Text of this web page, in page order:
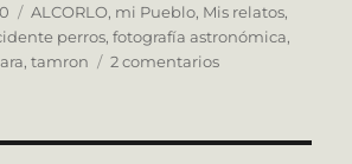
Categorías
ALCORLO, mi Pueblo, Mis relatos,
perros,fotografía astronómica,
,tamron 2 comentariosen